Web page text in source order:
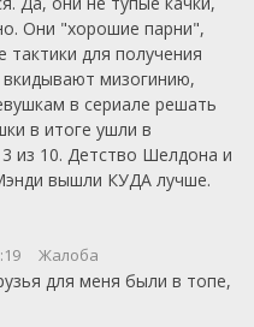
Они "хорошие парни",
тактики для получения
мизогинию,
в сериале решать
в итоге ушли в
из 10. Детство Шелдона и
вышли КУДА лучше.
Жалоба
для меня были в топе,